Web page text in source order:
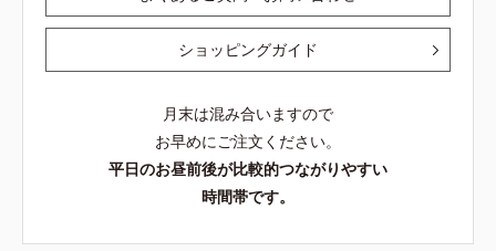
ショッピングガイド
月末は混み合いますので
お早めにご注文ください。
平日のお昼前後が比較的つながりやすい
時間帯です。